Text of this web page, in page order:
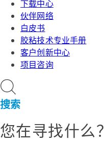
下载中心
伙伴网络
白皮书
胶粘技术专业手册
客户创新中心
项目咨询
搜索
您在寻找什么？